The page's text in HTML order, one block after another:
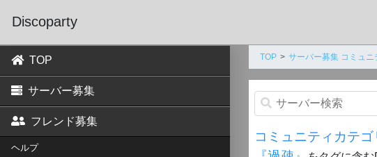
Discoparty
TOP
サーバー募集
フレンド募集
ヘルプ
TOP サーバー募集 コミュニ
コミュニティカテゴ